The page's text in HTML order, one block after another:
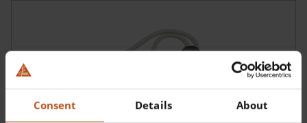
Consent Details About